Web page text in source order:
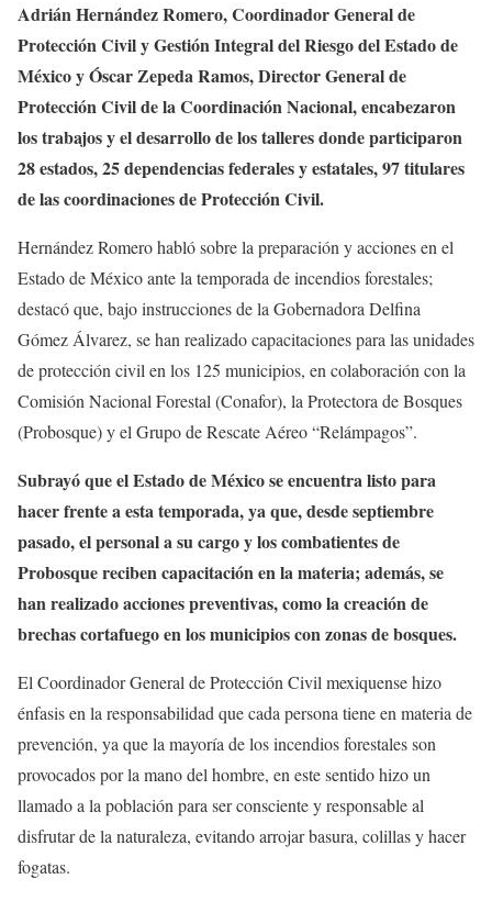
Adrián Hernández Romero, Coordinador General de
Protección Civil y Gestión Integral del Riesgo del Estado de
México y Óscar Zepeda Ramos, Director General de
Protección Civil de la Coordinación Nacional, encabezaron
los trabajos y el desarrollo de los talleres donde participaron
28 estados, 25 dependencias federales y estatales, 97 titulares
de las coordinaciones de Protección Civil.
Hernández Romero habló sobre la preparación y acciones en el
Estado de México ante la temporada de incendios forestales;
destacó que, bajo instrucciones de la Gobernadora Delfina
Gómez Álvarez, se han realizado capacitaciones para las unidades
de protección civil en los 125 municipios, en colaboración con la
Comisión Nacional Forestal (Conafor), la Protectora de Bosques
(Probosque) y el Grupo de Rescate Aéreo “Relámpagos”.
Subrayó que el Estado de México se encuentra listo para
hacer frente a esta temporada, ya que, desde septiembre
pasado, el personal a su cargo y los combatientes de
Probosque reciben capacitación en la materia; además, se
han realizado acciones preventivas, como la creación de
brechas cortafuego en los municipios con zonas de bosques.
El Coordinador General de Protección Civil mexiquense hizo
énfasis en la responsabilidad que cada persona tiene en materia de
prevención, ya que la mayoría de los incendios forestales son
provocados por la mano del hombre, en este sentido hizo un
llamado a la población para ser consciente y responsable al
disfrutar de la naturaleza, evitando arrojar basura, colillas y hacer
fogatas.